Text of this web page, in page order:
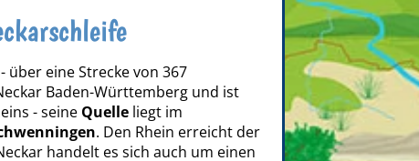
über eine Strecke von 367
Baden-Württemberg und ist
- seine Quelle liegt im
. Den Rhein erreicht der
handelt es sich auch um einen